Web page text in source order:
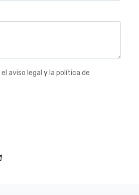
el aviso legal y la política de